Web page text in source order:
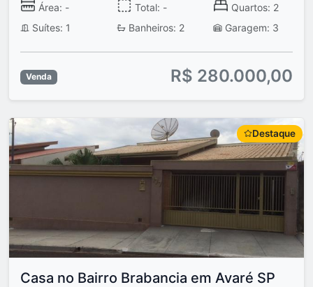
Área: - Total: -
Quartos: 2
Suítes: 1
Banheiros: 2 Garagem: 3
Venda R$ 280.000,00
Destaque
Casa no Bairro Brabancia em Avaré SP